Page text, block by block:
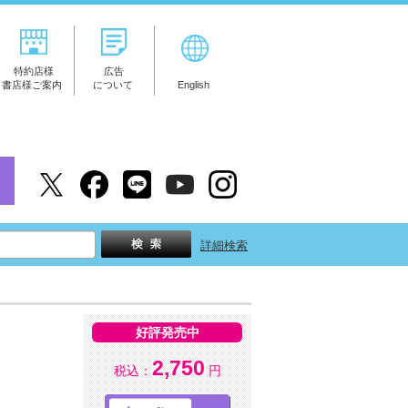
特約店様
書店様ご案内
広告
について
English
詳細検索
好評発売中
税込： 2,750 円